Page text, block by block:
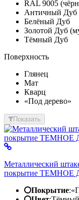
RAL 9005
Античный Дуб
Белёный Дуб
Золотой Дуб
Тёмный Дуб
Поверхность
Глянец
Мат
Кварц
«Под дерево»
Показать
Металлический
покрытие ТЕМНОЕ
Покрытие: